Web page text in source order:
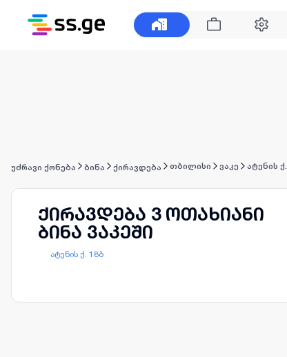
უძრავი ქონება ბინა ქირავდება თბილისი ვაკე ატენის ქ.
ქირავდება 3 ოთახიანი
ბინა ვაკეში
ატენის ქ. 18ბ